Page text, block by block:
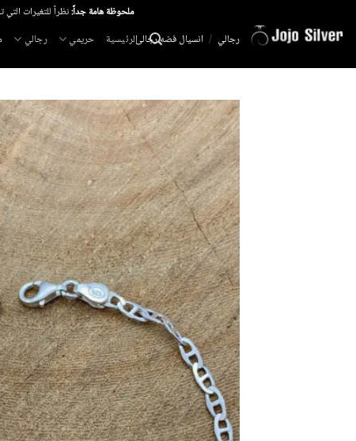
للمحتوى
ملحوظة هامة جداً:نظراً للتغيرات
الرئيسية حريمي رجالي رجالي / انسيال فضه رجالى